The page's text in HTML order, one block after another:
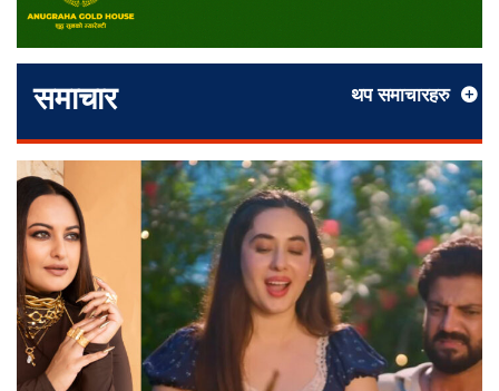
समाचार थप समाचारहरु